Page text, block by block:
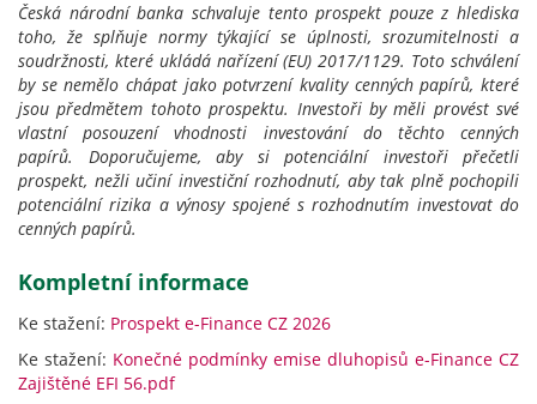
Česká národní banka schvaluje tento prospekt pouze z hlediska
toho, že splňuje normy týkající se úplnosti, srozumitelnosti a
soudržnosti, které ukládá nařízení (EU) 2017/1129. Toto schválení
by se nemělo chápat jako potvrzení kvality cenných papírů, které
jsou předmětem tohoto prospektu. Investoři by měli provést své
vlastní posouzení vhodnosti investování do těchto cenných
papírů. Doporučujeme, aby si potenciální investoři přečetli
prospekt, nežli učiní investiční rozhodnutí, aby tak plně pochopili
potenciální rizika a výnosy spojené s rozhodnutím investovat do
cenných papírů.
Kompletní informace
Ke stažení: Prospekt e-Finance CZ 2026
Ke stažení: Konečné podmínky emise dluhopisů e-Finance CZ
Zajištěné EFI 56.pdf